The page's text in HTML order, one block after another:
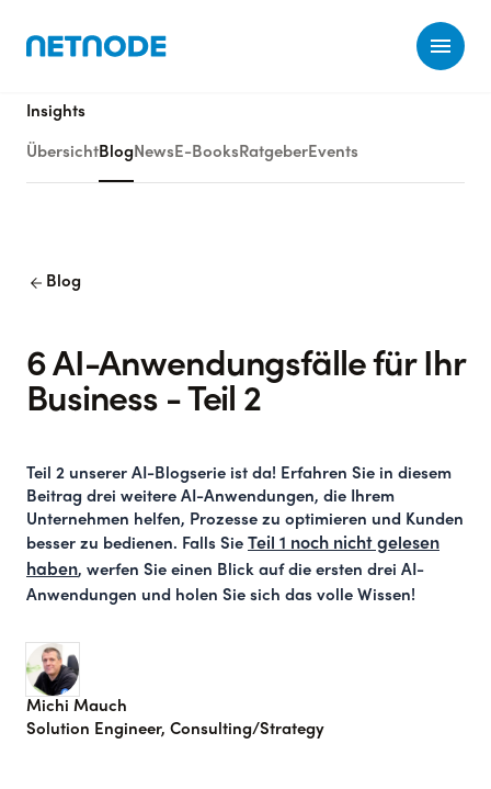
Insights
Übersicht Blog News E-Books Ratgeber Events
arrow_back Blog
6 AI-Anwendungsfälle für Ihr
Business - Teil 2
Teil 2 unserer AI-Blogserie ist da! Erfahren Sie in diesem
Beitrag drei weitere AI-Anwendungen, die Ihrem
Unternehmen helfen, Prozesse zu optimieren und Kunden
besser zu bedienen. Falls Sie Teil 1 noch nicht gelesen
haben, werfen Sie einen Blick auf die ersten drei AI-
Anwendungen und holen Sie sich das volle Wissen!
Michi Mauch
Solution Engineer, Consulting/Strategy